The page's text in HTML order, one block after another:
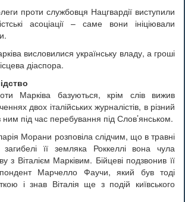
проти службовця Нацгвардії виступили
асоціації – саме вони ініціювали
висловилися українську владу, а гроші
діаспора.
Марківа базуються, крім слів вижив
двох італійських журналістів, в різний
ним під час перебування під Слов’янськом.
Морани розповіла слідчим, що в травні
її земляка Роккеллі вона чула
з Віталієм Марківим. Бійцеві подзвонив її
Марчелло Фаучи, який був тоді
і знав Віталія ще з подій київського